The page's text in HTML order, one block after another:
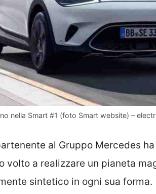
nella Smart #1 (foto Smart website) –
al Gruppo Mercedes
volto a realizzare un pianeta
sintetico in ogni sua forma.